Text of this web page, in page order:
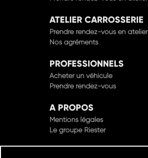
ATELIER CARROSSERIE
Prendre rendez-vous en atelier
Nos agréments
PROFESSIONNELS
Acheter un véhicule
Prendre rendez-vous
A PROPOS
Mentions légales
Le groupe Riester